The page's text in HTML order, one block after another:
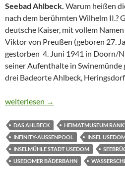
Seebad Ahlbeck. Warum heißen
nach dem berühmten Wilhelm II.?
deutsche Kaiser, mit vollem
Viktor von Preußen (geboren 27.
gestorben 4. Juni 1941 in Doorn/
seiner Aufenthalte in Swinemünde
drei Badeorte Ahlbeck,
FAST WIE AUF DEN MALEDIVEN
weiterlesen →
DAS AHLBECK
HEIMATMUSEUM
INFINITY-AUSSENPOOL
INSEL
INSELMÜHLE STADT USEDOM
USEDOMER BÄDERBAHN